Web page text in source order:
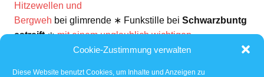
Cookie-Zustimmung verwalten
Diese Website benutzt Cookies, um Inhalte und Anzeigen zu
Hitzewellen und
Bergweh bei glimrende ∗ Funkstille bei Schwarzbuntg
estreift∗mit einem unglaublich wichtigen
Nessis Bücher∗LESEN AM STRAND UND